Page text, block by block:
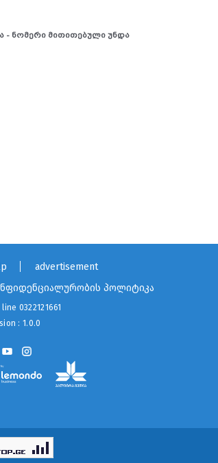
- ნომერი მითითებული უნდა
advertisement
პოლიტიკა
line 0322121661
: 1.0.0